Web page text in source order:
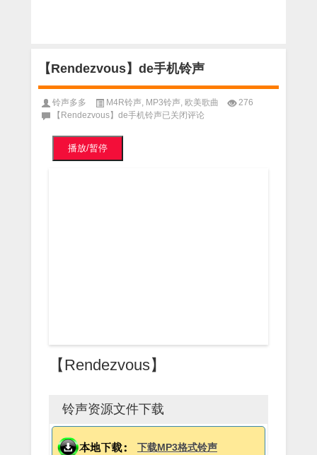
【Rendezvous】de手机铃声
铃声多多 M4R铃声 MP3铃声 欧美歌曲
276
【Rendezvous】de手机铃声已关闭评论
播放/暂停
【Rendezvous】
铃声资源文件下载
下载MP3格式铃声